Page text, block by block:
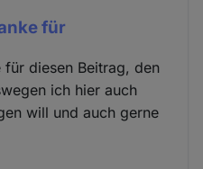
für
diesen Beitrag, den
ich hier auch
will und auch gerne